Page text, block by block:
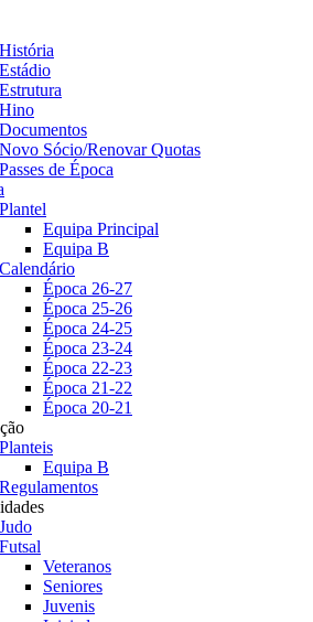
História
Estádio
Estrutura
Hino
Documentos
Novo Sócio/Renovar Quotas
Passes de Época
Plantel
Equipa Principal
Equipa B
Calendário
Época 26-27
Época 25-26
Época 24-25
Época 23-24
Época 22-23
Época 21-22
Época 20-21
Planteis
Equipa B
Regulamentos
Judo
Futsal
Veteranos
Seniores
Juvenis